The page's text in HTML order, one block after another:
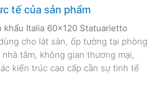
tế của sản phẩm
khẩu Italia 60×120 Statuarietto
cho lát sàn, ốp tường tại phòng
tắm, không gian thương mại,
kiến trúc cao cấp cần sự tinh tế